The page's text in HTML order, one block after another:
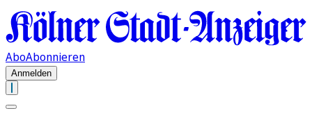
AboAbonnieren
Anmelden